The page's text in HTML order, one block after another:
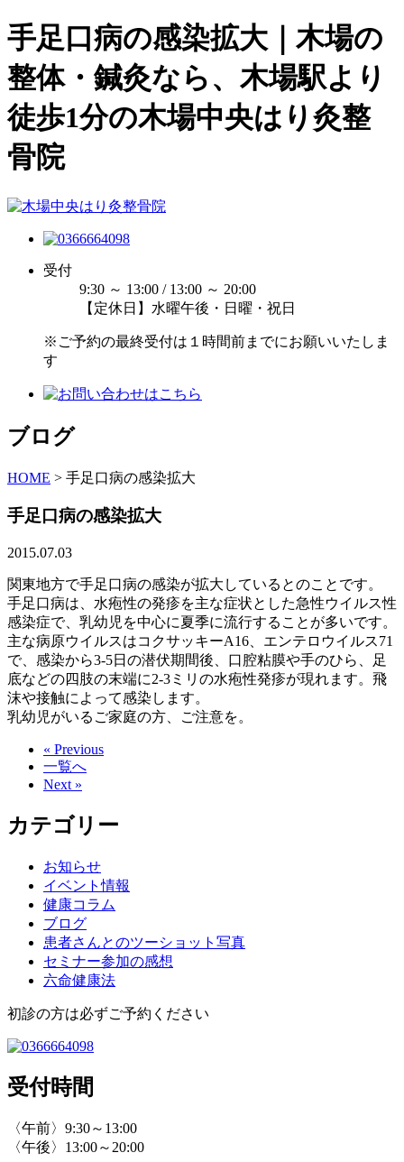
手足口病の感染拡大｜木場の
整体・鍼灸なら、木場駅より
徒歩1分の木場中央はり灸整
骨院
受付
9:30 ～ 13:00 / 13:00 ～ 20:00
【定休日】水曜午後・日曜・祝日
※ご予約の最終受付は１時間前までにお願いいたしま
す
ブログ
HOME > 手足口病の感染拡大
手足口病の感染拡大
2015.07.03
関東地方で手足口病の感染が拡大しているとのことです。
手足口病は、水疱性の発疹を主な症状とした急性ウイルス性
感染症で、乳幼児を中心に夏季に流行することが多いです。
主な病原ウイルスはコクサッキーA16、エンテロウイルス71
で、感染から3-5日の潜伏期間後、口腔粘膜や手のひら、足
底などの四肢の末端に2-3ミリの水疱性発疹が現れます。飛
沫や接触によって感染します。
乳幼児がいるご家庭の方、ご注意を。
« Previous
一覧へ
Next »
カテゴリー
お知らせ
イベント情報
健康コラム
ブログ
患者さんとのツーショット写真
セミナー参加の感想
六命健康法
初診の方は必ずご予約ください
受付時間
〈午前〉9:30～13:00
〈午後〉13:00～20:00